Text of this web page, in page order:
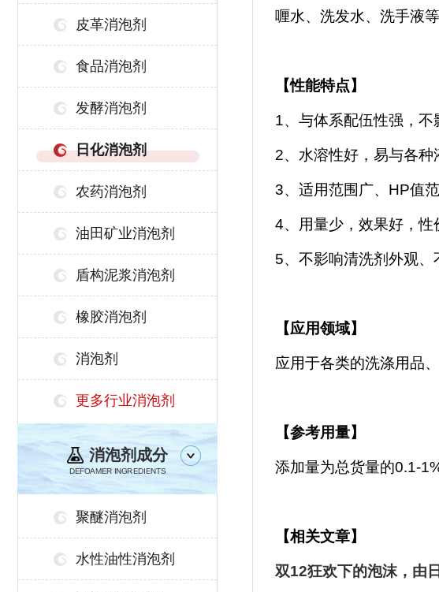
皮革消泡剂
食品消泡剂
发酵消泡剂
日化消泡剂
农药消泡剂
油田矿业消泡剂
盾构泥浆消泡剂
橡胶消泡剂
消泡剂
更多行业消泡剂
消泡剂成分
DEFOAMER INGREDIENTS
聚醚消泡剂
水性油性消泡剂
喱水、洗发水、洗手液等
【性能特点】
1、与体系配伍性强，不
2、水溶性好，易与各种
3、适用范围广、HP值
4、用量少，效果好，性
5、不影响清洗剂外观、
【应用领域】
应用于各类的洗涤用品
【参考用量】
添加量为总货量的0.1-
【相关文章】
双12狂欢下的泡沫，由